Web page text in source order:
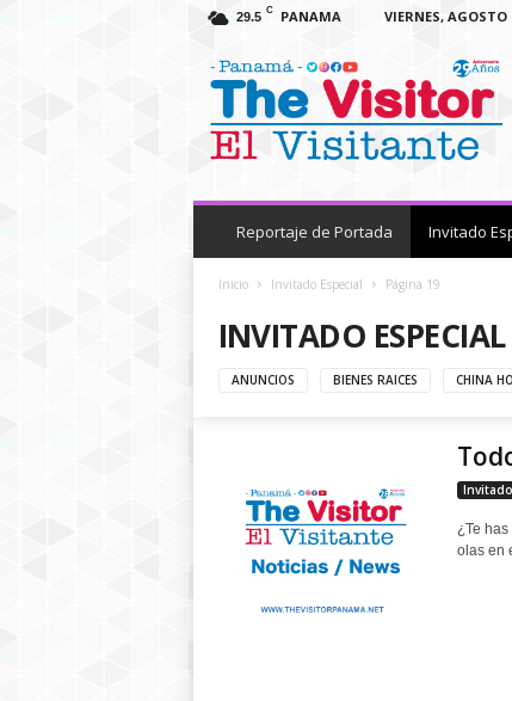
29.5 C PANAMA VIERNES, AGOSTO
i
o
Reportaje de Portada Invitado
Inicio Invitado Especial Página 19
INVITADO ESPECIAL
ANUNCIOS BIENES RAICES CHINA
¿Te
olas en